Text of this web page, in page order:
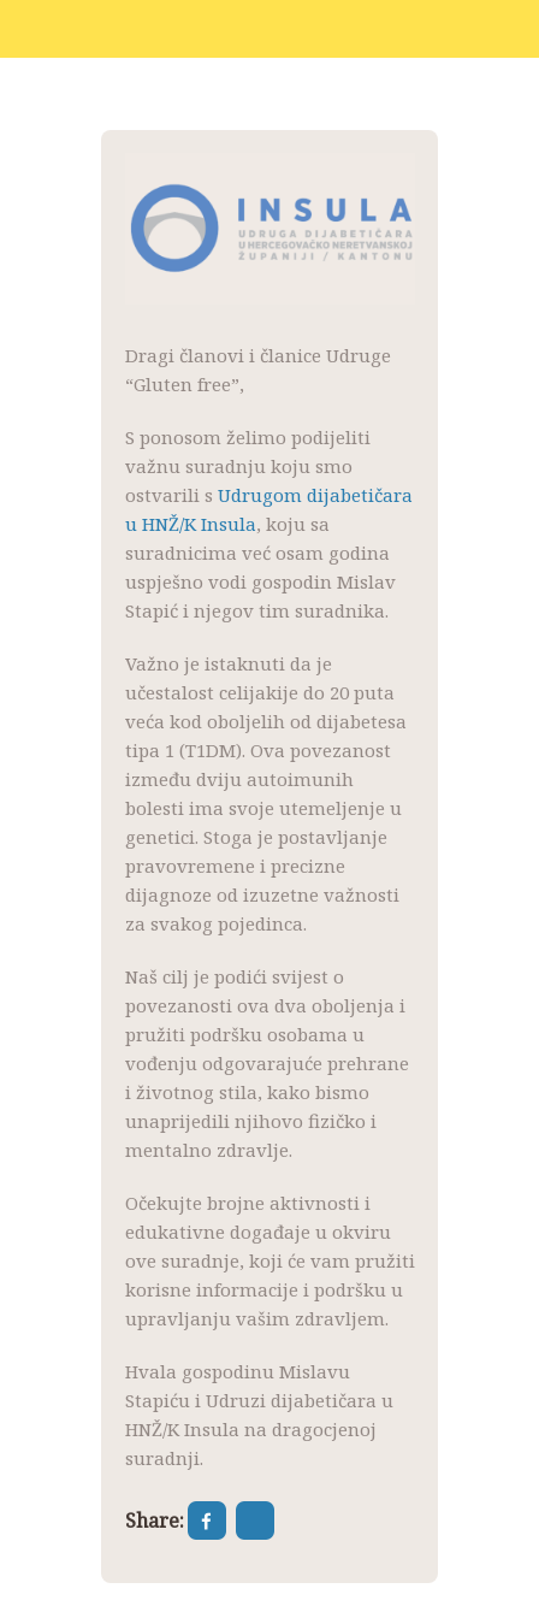
PROJEKTI
Dragi članovi i članice Udruge
“Gluten free”,
S ponosom želimo podijeliti
važnu suradnju koju smo
ostvarili s Udrugom dijabetičara
u HNŽ/K Insula, koju sa
suradnicima već osam godina
uspješno vodi gospodin Mislav
Stapić i njegov tim suradnika.
Važno je istaknuti da je
učestalost celijakije do 20 puta
veća kod oboljelih od dijabetesa
tipa 1 (T1DM). Ova povezanost
između dviju autoimunih
bolesti ima svoje utemeljenje u
genetici. Stoga je postavljanje
pravovremene i precizne
dijagnoze od izuzetne važnosti
za svakog pojedinca.
Naš cilj je podići svijest o
povezanosti ova dva oboljenja i
pružiti podršku osobama u
vođenju odgovarajuće prehrane
i životnog stila, kako bismo
unaprijedili njihovo fizičko i
mentalno zdravlje.
Očekujte brojne aktivnosti i
edukativne događaje u okviru
ove suradnje, koji će vam pružiti
korisne informacije i podršku u
upravljanju vašim zdravljem.
Hvala gospodinu Mislavu
Stapiću i Udruzi dijabetičara u
HNŽ/K Insula na dragocjenoj
suradnji.
Share: